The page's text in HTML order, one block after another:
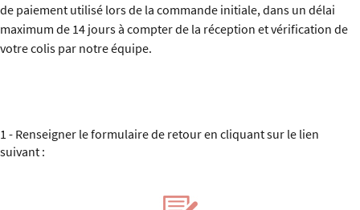
de paiement utilisé lors de la commande initiale, dans un délai
maximum de 14 jours à compter de la réception et vérification de
votre colis par notre équipe.
1 - Renseigner le formulaire de retour en cliquant sur le lien
suivant :